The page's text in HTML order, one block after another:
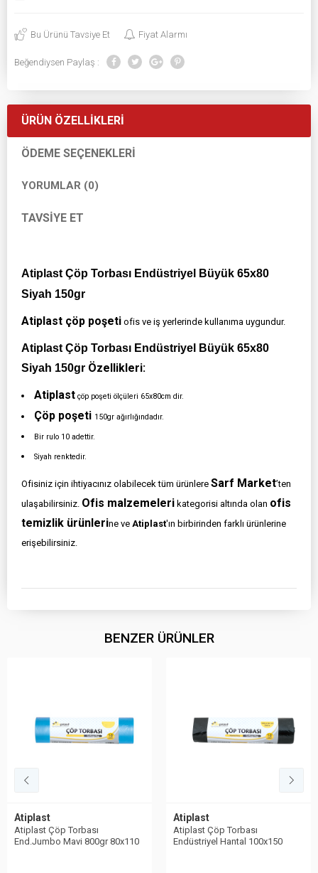
Bu Ürünü Tavsiye Et Fiyat Alarmı
Beğendiysen Paylaş :
ÜRÜN ÖZELLIKLERI
ÖDEME SEÇENEKLERI
YORUMLAR (0)
TAVSIYE ET
Atiplast Çöp Torbası Endüstriyel Büyük 65x80
Siyah 150gr
Atiplast çöp poşeti ofis ve iş yerlerinde kullanıma uygundur.
Atiplast Çöp Torbası Endüstriyel Büyük 65x80
Siyah 150gr Özellikleri:
Atiplast çöp poşeti ölçüleri 65x80cm dir.
Çöp poşeti 150gr ağırlığındadır.
Bir rulo 10 adettir.
Siyah renktedir.
Ofisiniz için ihtiyacınız olabilecek tüm ürünlere Sarf Market’ten
ulaşabilirsiniz. Ofis malzemeleri kategorisi altında olan ofis
temizlik ürünlerine ve Atiplast'ın birbirinden farklı ürünlerine
erişebilirsiniz.
BENZER ÜRÜNLER
Atiplast
Atiplast Çöp Torbası
End.Jumbo Mavi 800gr 80x110
Atiplast
Atiplast Çöp Torbası
Endüstriyel Hantal 100x150